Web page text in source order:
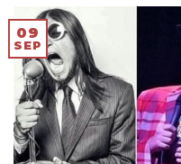
09
SEP